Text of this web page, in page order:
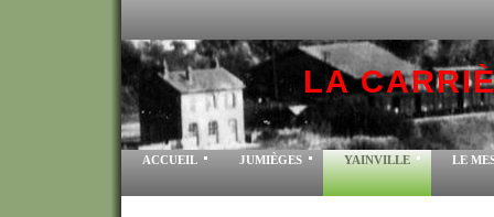
LA
ACCUEIL JUMIÈGES YAINVILLE LE